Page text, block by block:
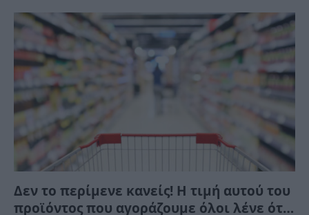
Δεν το περίμενε κανείς! Η τιμή αυτού του
προϊόντος που αγοράζουμε όλοι λένε ότι